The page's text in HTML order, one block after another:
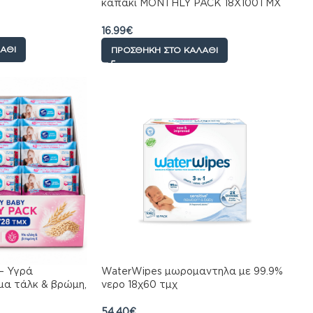
καπακι MONTHLY PACK 18X100TMX
16.99€
ΠΡΟΣΘΉΚΗ ΣΤΟ ΚΑΛΆΘΙ
Υγρά
τάλκ & βρώμη,
WaterWipes μωρομαντηλα με 99.9%
νερο 18χ60 τμχ